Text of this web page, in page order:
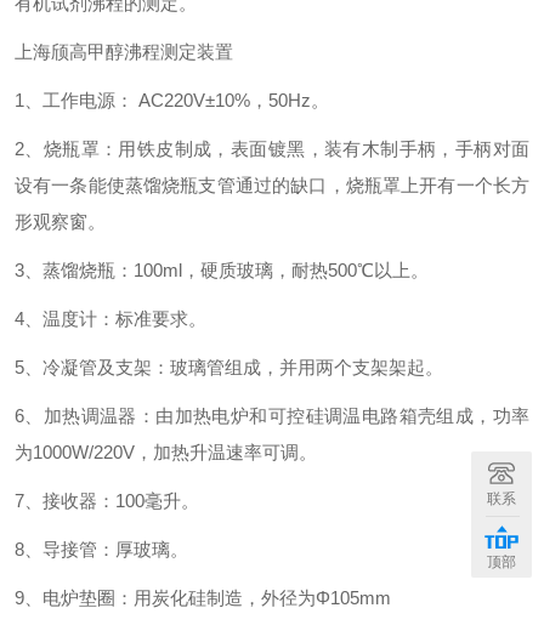
上海颀高甲醇沸程测定装置
1、工作电源： AC220V±10%，50Hz。
2、烧瓶罩：用铁皮制成，表面镀黑，装有木制手柄，手柄对面
设有一条能使蒸馏烧瓶支管通过的缺口，烧瓶罩上开有一个长方
形观察窗。
3、蒸馏烧瓶：100ml，硬质玻璃，耐热500℃以上。
4、温度计：标准要求。
5、冷凝管及支架：玻璃管组成，并用两个支架架起。
6、加热调温器：由加热电炉和可控硅调温电路箱壳组成，功率
为1000W/220V，加热升温速率可调。
7、接收器：100毫升。
8、导接管：厚玻璃。
9、电炉垫圈：用炭化硅制造，外径为Φ105mm
联系
顶部